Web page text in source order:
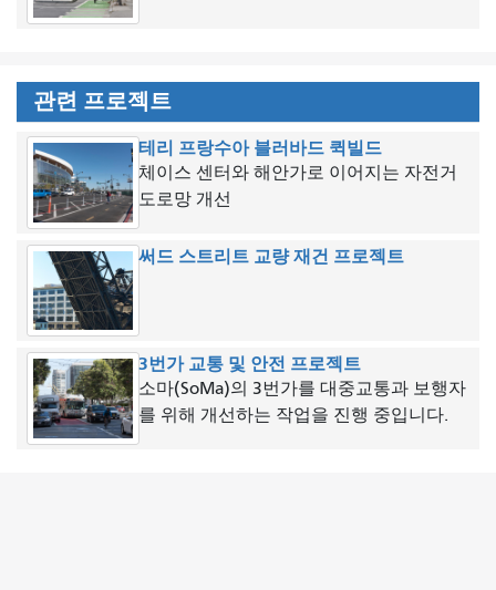
관련 프로젝트
테리 프랑수아 블러바드 퀵빌드
체이스 센터와 해안가로 이어지는 자전거
도로망 개선
써드 스트리트 교량 재건 프로젝트
3번가 교통 및 안전 프로젝트
소마(SoMa)의 3번가를 대중교통과 보행자
를 위해 개선하는 작업을 진행 중입니다.